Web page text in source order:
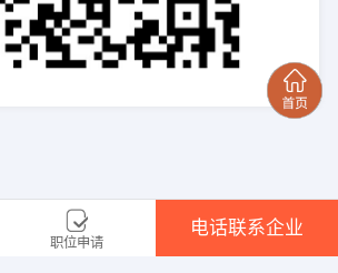
职位申请
电话联系企业